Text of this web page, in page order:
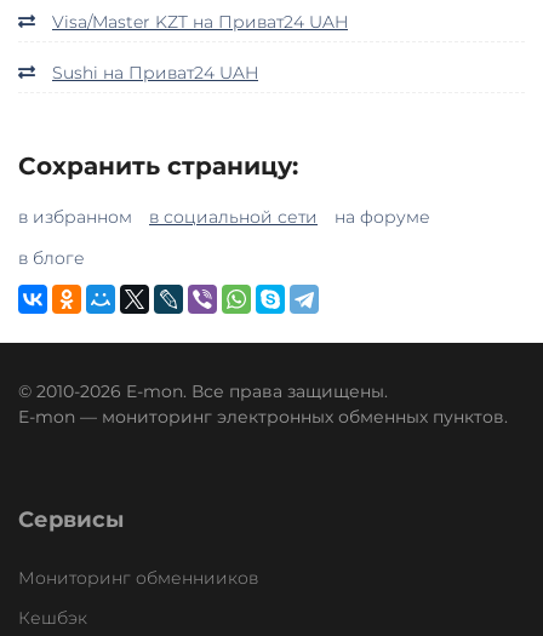
Visa/Master KZT на Приват24 UAH
Sushi на Приват24 UAH
Сохранить страницу:
в избранном в социальной сети
на форуме
в блоге
© 2010-2026 E-mon. Все права защищены.
E-mon — мониторинг электронных обменных пунктов.
Сервисы
Мониторинг обменнииков
Кешбэк